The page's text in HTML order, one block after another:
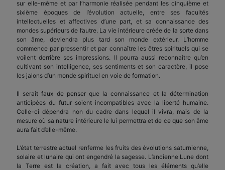
sur elle-même et par l’harmonie réalisée pendant les cinquième et
sixième époques de l’évolution actuelle, entre ses facultés
intellectuelles et affectives d’une part, et sa connaissance des
mondes supérieurs de l’autre. La vie intérieure créée de la sorte dans
son âme, deviendra plus tard son monde extérieur. L’homme
commence par pressentir et par connaître les êtres spirituels qui se
voilent derrière ses impressions. Il pourra aussi reconnaître qu’en
cultivant son intelligence, ses sentiments et son caractère, il pose
les jalons d’un monde spirituel en voie de formation.
Il serait faux de penser que la connaissance et la détermination
anticipées du futur soient incompatibles avec la liberté humaine.
Celle-ci dépendra non du cadre dans lequel il vivra, mais de la
mesure où sa nature intérieure le lui permettra et de ce que son âme
aura fait d’elle-même.
L’état terrestre actuel renferme les fruits des évolutions saturnienne,
solaire et lunaire qui ont engendré la sagesse. L’ancienne Lune dont
la Terre est la création, a fait avec tous les éléments qu’elle